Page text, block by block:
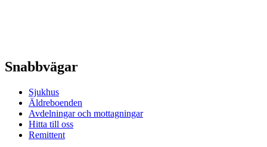
Snabbvägar
Sjukhus
Äldreboenden
Avdelningar och mottagningar
Hitta till oss
Remittent